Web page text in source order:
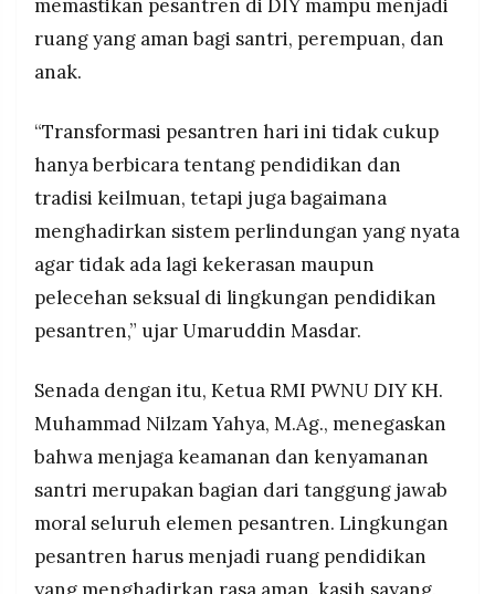
memastikan pesantren di DIY mampu menjadi
ruang yang aman bagi santri, perempuan, dan
anak.
“Transformasi pesantren hari ini tidak cukup
hanya berbicara tentang pendidikan dan
tradisi keilmuan, tetapi juga bagaimana
menghadirkan sistem perlindungan yang nyata
agar tidak ada lagi kekerasan maupun
pelecehan seksual di lingkungan pendidikan
pesantren,” ujar Umaruddin Masdar.
Senada dengan itu, Ketua RMI PWNU DIY KH.
Muhammad Nilzam Yahya, M.Ag., menegaskan
bahwa menjaga keamanan dan kenyamanan
santri merupakan bagian dari tanggung jawab
moral seluruh elemen pesantren. Lingkungan
pesantren harus menjadi ruang pendidikan
yang menghadirkan rasa aman, kasih sayang,